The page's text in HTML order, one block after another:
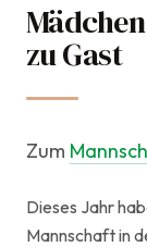
14. Mai 2023
Jugend & Kids
zu Gast
Zum
Dieses Jahr
Mannschaft in